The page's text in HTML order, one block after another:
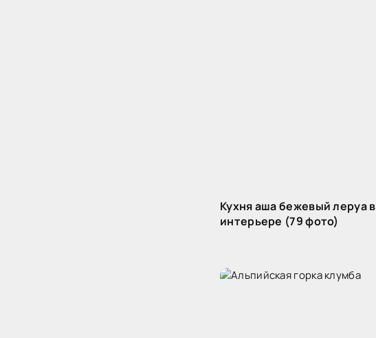
Кухня аша бежевый леруа в
интерьере (79 фото)